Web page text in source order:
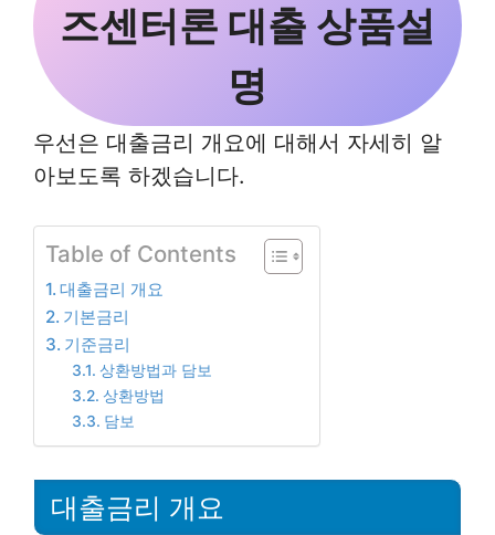
즈센터론 대출 상품설
명
우선은 대출금리 개요에 대해서 자세히 알
아보도록 하겠습니다.
Table of Contents
대출금리 개요
기본금리
기준금리
상환방법과 담보
상환방법
담보
대출금리 개요